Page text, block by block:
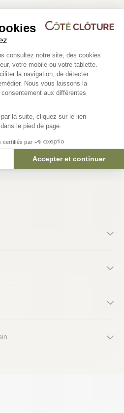
Jambe de force
du
consultez notre site, des cookies
votre mobile ou votre tablette.
la navigation, de détecter
Nous vous laissons la
aux différentes
la suite, cliquez sur le lien
le pied de page.
certifiés par
Accepter et continuer
consent